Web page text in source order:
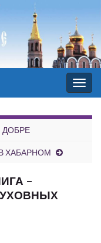
Вкл/
выкл
ДОБРЕ
ХАБАРНОМ
–